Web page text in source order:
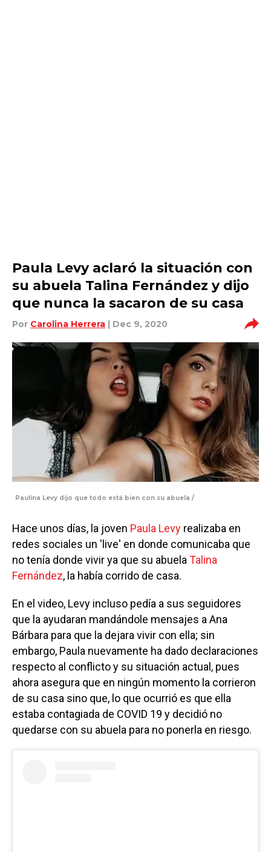
Paula Levy aclaró la situación con
su abuela Talina Fernández y dijo
que nunca la sacaron de su casa
Por Carolina Herrera | Dec 9, 2020
Paulina Levy dijo que todo está bien con su abuela /
Hace unos días, la joven Paula Levy realizaba en
redes sociales un 'live' en donde comunicaba que
no tenía donde vivir ya que su abuela Talina
Fernández, la había corrido de casa.
En el video, Levy incluso pedía a sus seguidores
que la ayudaran mandándole mensajes a Ana
Bárbara para que la dejara vivir con ella; sin
embargo, Paula nuevamente ha dado declaraciones
respecto al conflicto y su situación actual, pues
ahora asegura que en ningún momento la corrieron
de su casa sino que, lo que ocurrió es que ella
estaba contagiada de COVID 19 y decidió no
quedarse con su abuela para no ponerla en riesgo.